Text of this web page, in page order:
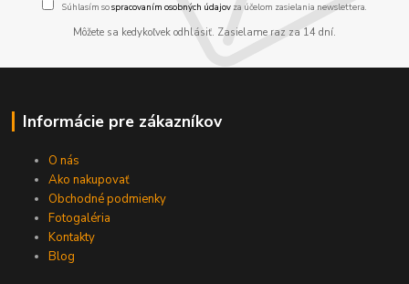
Súhlasím sospracovaním osobných údajov za účelom zasielania newslettera.
Môžete sa kedykoľvek odhlásiť. Zasielame raz za 14 dní.
Informácie pre zákazníkov
O nás
Ako nakupovať
Obchodné podmienky
Fotogaléria
Kontakty
Blog